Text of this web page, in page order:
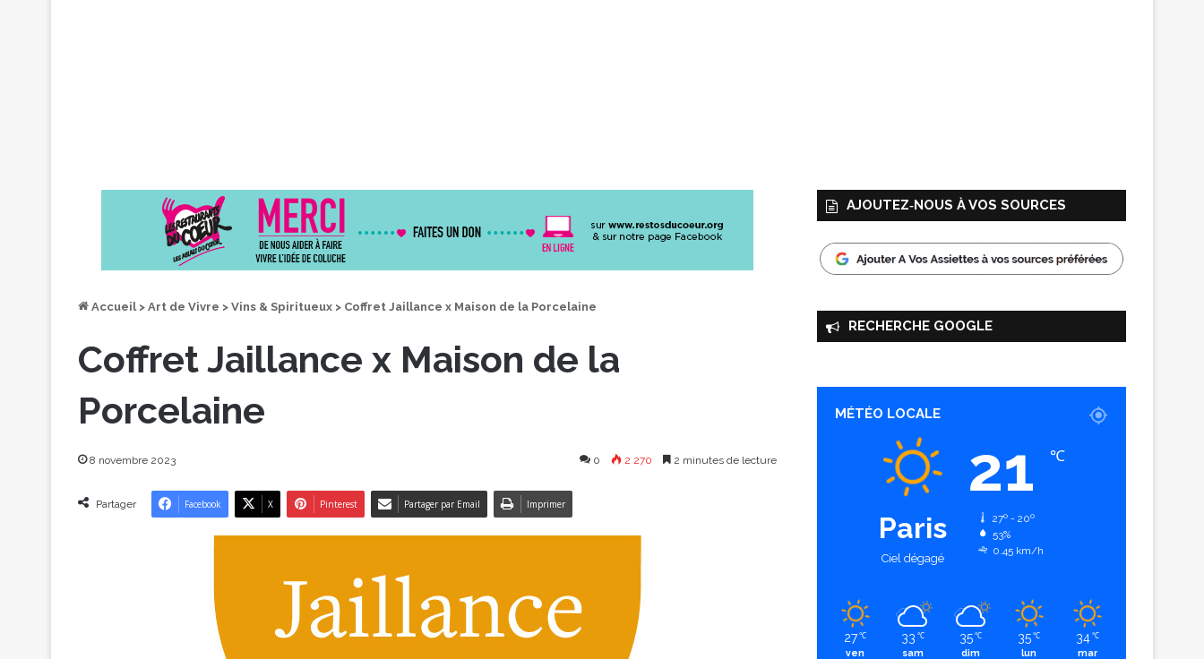
Accueil > Art de Vivre > Vins & Spiritueux > Coffret Jaillance x Maison de la Porcelaine
Coffret Jaillance x Maison de la
Porcelaine
8 novembre 2023 0 2 270 2 minutes de lecture
Partager Facebook X Pinterest Partager par Email Imprimer
AJOUTEZ‑NOUS À VOS SOURCES
RECHERCHE GOOGLE
MÉTÉO LOCALE
Paris
Ciel dégagé
21 ℃
27º - 20º
53%
0.45 km/h
27 ℃
ven
33 ℃
sam
35 ℃
dim
35 ℃
lun
34 ℃
mar